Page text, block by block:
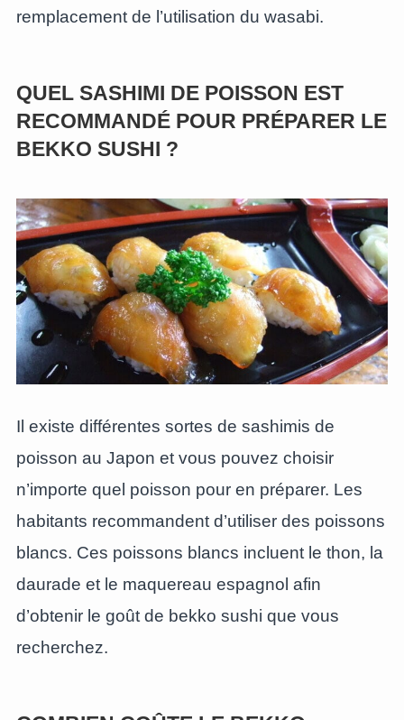
remplacement de l’utilisation du wasabi.
QUEL SASHIMI DE POISSON EST
RECOMMANDÉ POUR PRÉPARER LE
BEKKO SUSHI ?
Il existe différentes sortes de sashimis de
poisson au Japon et vous pouvez choisir
n’importe quel poisson pour en préparer. Les
habitants recommandent d’utiliser des poissons
blancs. Ces poissons blancs incluent le thon, la
daurade et le maquereau espagnol afin
d’obtenir le goût de bekko sushi que vous
recherchez.